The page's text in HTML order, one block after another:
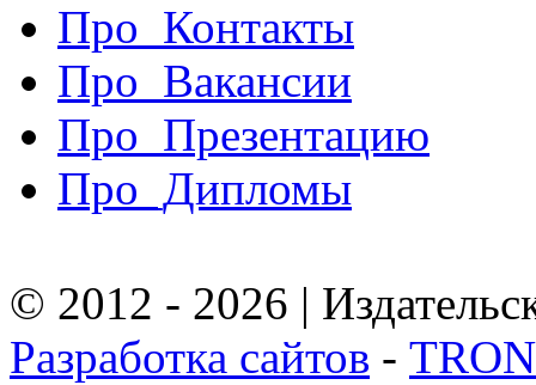
Про_Контакты
Про_Вакансии
Про_Презентацию
Про_Дипломы
© 2012 - 2026 |
Разработка сайтов -